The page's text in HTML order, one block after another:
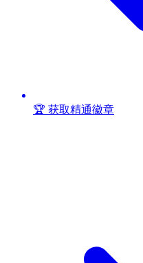
🏆 获取精通徽章